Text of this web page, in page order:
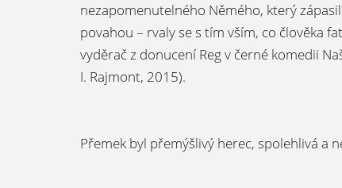
nezapomenutelného Němého, který
povahou – rvaly se s tím vším, co člověka
vyděrač z donucení Reg v černé komedii
I. Rajmont, 2015).
Přemek byl přemýšlivý herec, spolehlivá a